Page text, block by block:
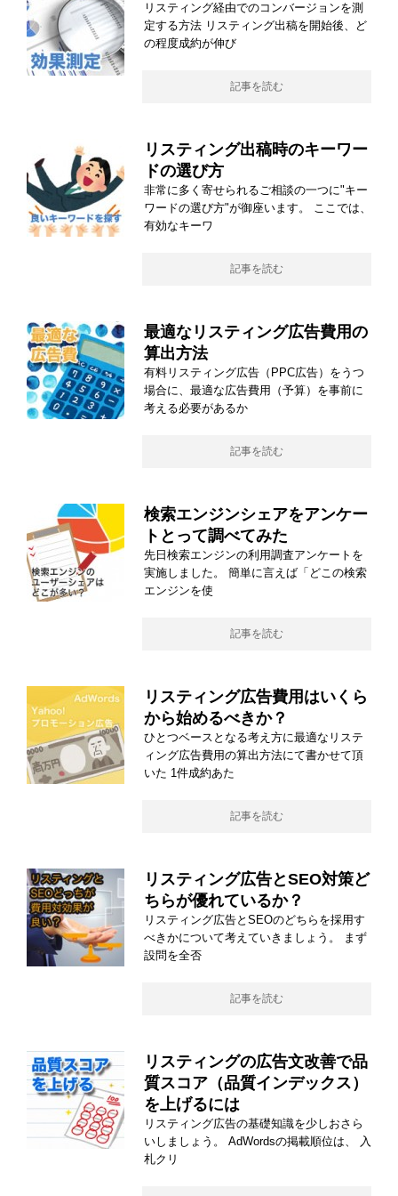
リスティング経由でのコンバージョンを測
定する方法 リスティング出稿を開始後、ど
の程度成約が伸び
記事を読む
リスティング出稿時のキーワー
ドの選び方
非常に多く寄せられるご相談の一つに"キー
ワードの選び方"が御座います。 ここでは、
有効なキーワ
記事を読む
最適なリスティング広告費用の
算出方法
有料リスティング広告（PPC広告）をうつ
場合に、最適な広告費用（予算）を事前に
考える必要があるか
記事を読む
検索エンジンシェアをアンケー
トとって調べてみた
先日検索エンジンの利用調査アンケートを
実施しました。 簡単に言えば「どこの検索
エンジンを使
記事を読む
リスティング広告費用はいくら
から始めるべきか？
ひとつベースとなる考え方に最適なリステ
ィング広告費用の算出方法にて書かせて頂
いた 1件成約あた
記事を読む
リスティング広告とSEO対策ど
ちらが優れているか？
リスティング広告とSEOのどちらを採用す
べきかについて考えていきましょう。 まず
設問を全否
記事を読む
リスティングの広告文改善で品
質スコア（品質インデックス）
を上げるには
リスティング広告の基礎知識を少しおさら
いしましょう。 AdWordsの掲載順位は、 入
札クリ